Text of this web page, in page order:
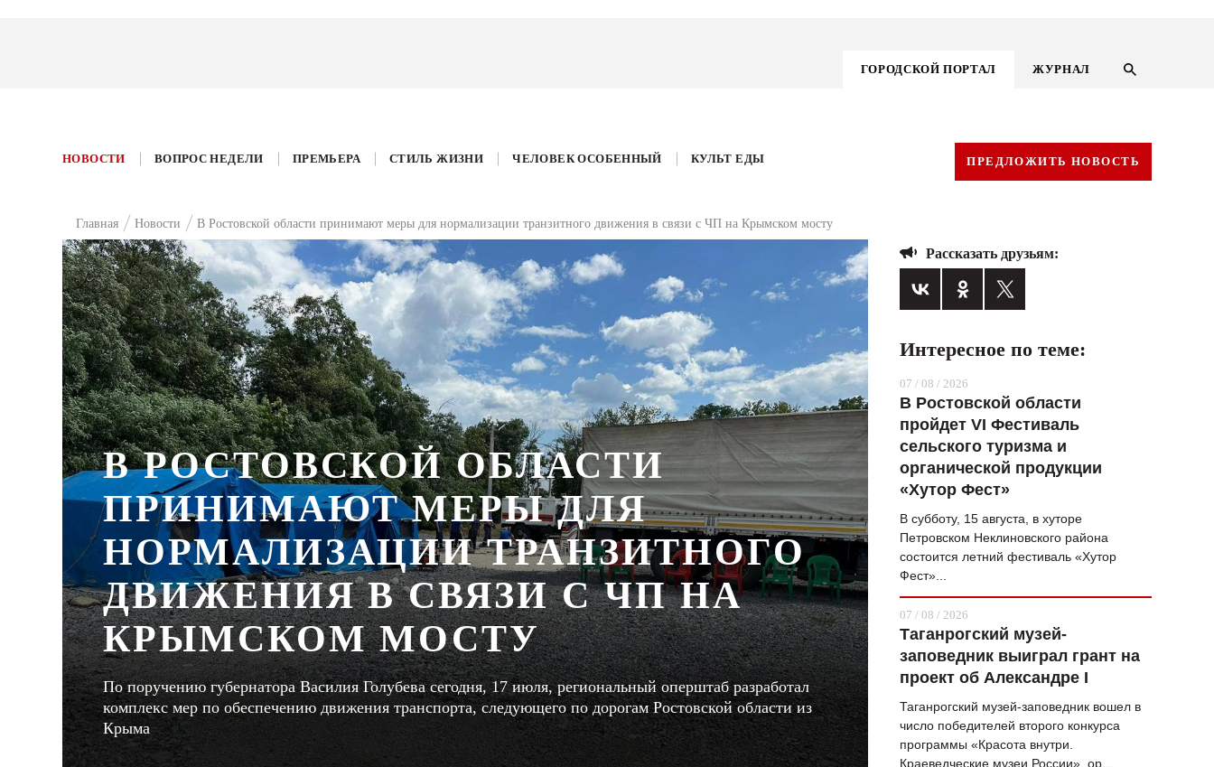
ГОРОДСКОЙ ПОРТАЛ ЖУРНАЛ
ГОРОДСКОЙ ПОРТАЛ
ВОПРОС НЕДЕЛИ
СТИЛЬ ЖИЗНИ
ХАЙП
ЧЕЛОВЕК ОСОБЕННЫЙ
КУЛЬТ ЕДЫ
АФИША
ЖУРНАЛ
НОВОСТИ ВОПРОС НЕДЕЛИ ПРЕМЬЕРА СТИЛЬ ЖИЗНИ ЧЕЛОВЕК ОСОБЕННЫЙ КУЛЬТ ЕДЫ ПРЕДЛОЖИТЬ НОВОСТЬ
Главная Новости В Ростовской области принимают меры для нормализации транзитного движения в связи с ЧП на Крымском мосту
В РОСТОВСКОЙ ОБЛАСТИ
ПРИНИМАЮТ МЕРЫ ДЛЯ
НОРМАЛИЗАЦИИ ТРАНЗИТНОГО
ДВИЖЕНИЯ В СВЯЗИ С ЧП НА
КРЫМСКОМ МОСТУ
По поручению губернатора Василия Голубева сегодня, 17 июля, региональный оперштаб разработал
комплекс мер по обеспечению движения транспорта, следующего по дорогам Ростовской области из
Крыма
Рассказать друзьям:
Интересное по теме:
07 / 08 / 2026
В Ростовской области
пройдет VI Фестиваль
сельского туризма и
органической продукции
«Хутор Фест»
В субботу, 15 августа, в хуторе
Петровском Неклиновского района
состоится летний фестиваль «Хутор
Фест»...
07 / 08 / 2026
Таганрогский музей-
заповедник выиграл грант на
проект об Александре I
Таганрогский музей-заповедник вошел в
число победителей второго конкурса
программы «Красота внутри.
Краеведческие музеи России», ор...